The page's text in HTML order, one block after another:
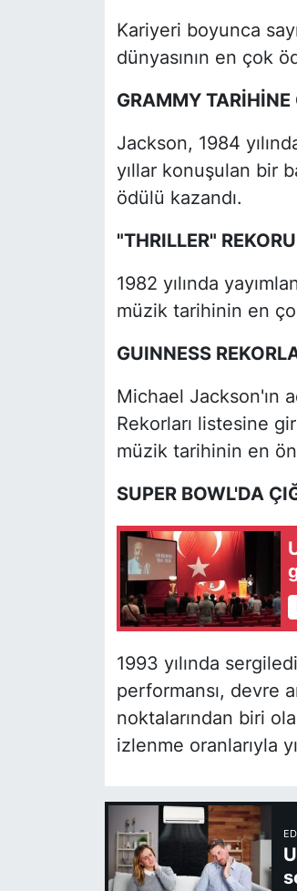
Kariyeri boyunca
dünyasının en çok
GRAMMY TARİHİNE
Jackson, 1984
yıllar konuşulan bir
ödülü kazandı.
"THRILLER"
1982 yılında
müzik tarihinin en
GUINNESS
Michael Jackson'ın
Rekorları listesine
müzik tarihinin en
SUPER BOWL'DA
1993 yılında
performansı, devre
noktalarından biri
izlenme oranlarıyla